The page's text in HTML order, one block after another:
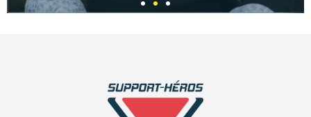
VINCENT
MAISONNEUVE